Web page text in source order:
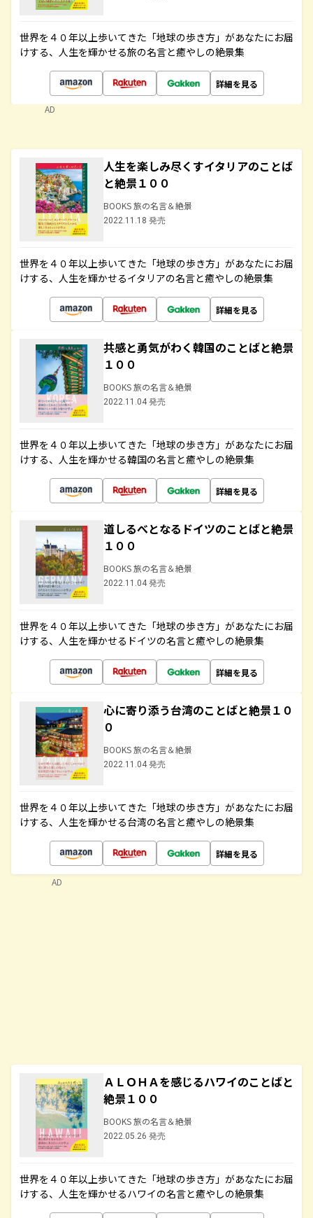
世界を４０年以上歩いてきた「地球の歩き方」があなたにお届
けする、人生を輝かせる旅の名言と癒やしの絶景集
詳細を見る
AD
人生を楽しみ尽くすイタリアのことば
と絶景１００
BOOKS 旅の名言＆絶景
2022.11.18 発売
世界を４０年以上歩いてきた「地球の歩き方」があなたにお届
けする、人生を輝かせるイタリアの名言と癒やしの絶景集
詳細を見る
共感と勇気がわく韓国のことばと絶景
１００
BOOKS 旅の名言＆絶景
2022.11.04 発売
世界を４０年以上歩いてきた「地球の歩き方」があなたにお届
けする、人生を輝かせる韓国の名言と癒やしの絶景集
詳細を見る
道しるべとなるドイツのことばと絶景
１００
BOOKS 旅の名言＆絶景
2022.11.04 発売
世界を４０年以上歩いてきた「地球の歩き方」があなたにお届
けする、人生を輝かせるドイツの名言と癒やしの絶景集
詳細を見る
心に寄り添う台湾のことばと絶景１０
０
BOOKS 旅の名言＆絶景
2022.11.04 発売
世界を４０年以上歩いてきた「地球の歩き方」があなたにお届
けする、人生を輝かせる台湾の名言と癒やしの絶景集
詳細を見る
ＡＬＯＨＡを感じるハワイのことばと
絶景１００
BOOKS 旅の名言＆絶景
2022.05.26 発売
世界を４０年以上歩いてきた「地球の歩き方」があなたにお届
けする、人生を輝かせるハワイの名言と癒やしの絶景集
AD